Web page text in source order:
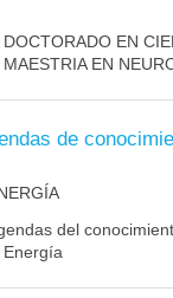
DOCTORADO EN
MAESTRIA EN
de
del
Energía